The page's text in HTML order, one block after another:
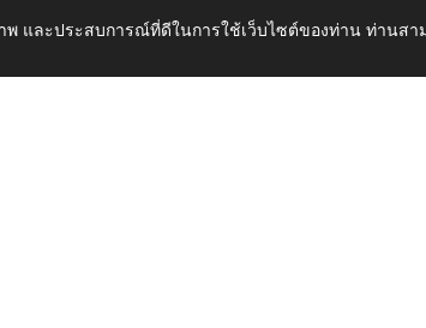
และประสบการณ์ที่ดีในการใช้เว็บไซต์ของท่าน ท่านสา